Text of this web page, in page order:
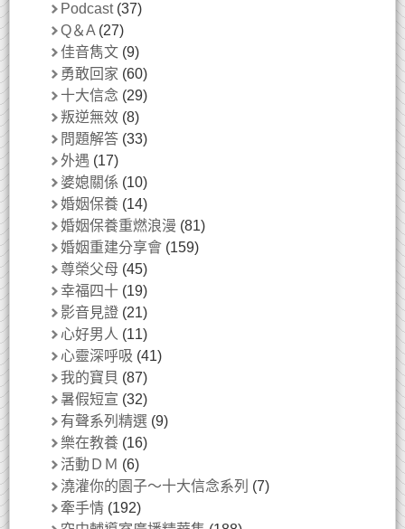
Podcast(37)
Q＆A (27)
佳音雋文 (9)
勇敢回家 (60)
十大信念 (29)
叛逆無效 (8)
問題解答 (33)
外遇 (17)
婆媳關係 (10)
婚姻保養 (14)
婚姻保養重燃浪漫 (81)
婚姻重建分享會 (159)
尊榮父母 (45)
幸福四十 (19)
影音見證 (21)
心好男人 (11)
心靈深呼吸 (41)
我的寶貝 (87)
暑假短宣 (32)
有聲系列精選 (9)
樂在教養 (16)
活動ＤＭ (6)
澆灌你的園子～十大信念系列 (7)
牽手情 (192)